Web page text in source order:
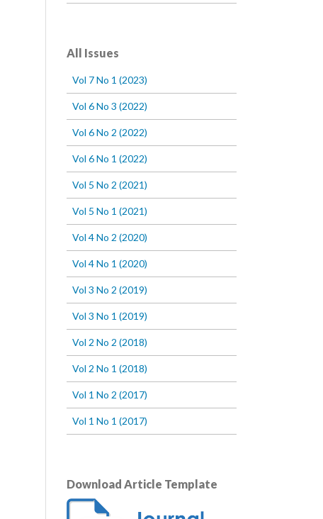
All Issues
Vol 7 No 1 (2023)
Vol 6 No 3 (2022)
Vol 6 No 2 (2022)
Vol 6 No 1 (2022)
Vol 5 No 2 (2021)
Vol 5 No 1 (2021)
Vol 4 No 2 (2020)
Vol 4 No 1 (2020)
Vol 3 No 2 (2019)
Vol 3 No 1 (2019)
Vol 2 No 2 (2018)
Vol 2 No 1 (2018)
Vol 1 No 2 (2017)
Vol 1 No 1 (2017)
Download Article Template